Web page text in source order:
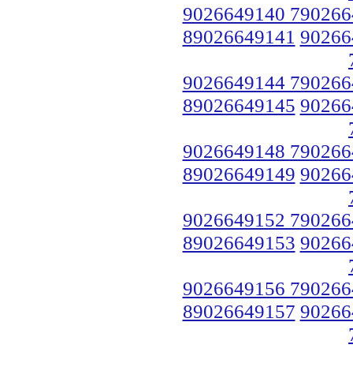
9026649140
89026649141
9026649144
89026649145
9026649148
89026649149
9026649152
89026649153
9026649156
89026649157